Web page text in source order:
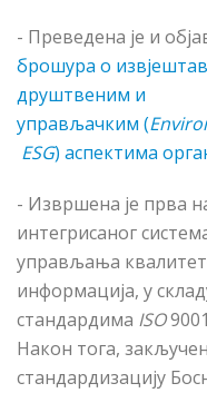
- Преведена је и
брошура о
друштвеним и
управљачким (
ESG) аспектима
- Извршена је прва
интегрисаног
управљања
информација, у
стандардима ISO
Након тога,
стандардизацију